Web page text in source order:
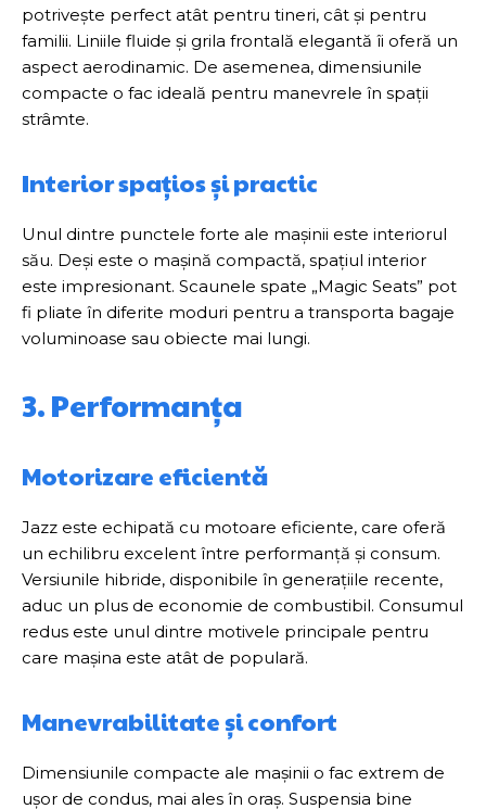
potrivește perfect atât pentru tineri, cât și pentru
familii. Liniile fluide și grila frontală elegantă îi oferă un
aspect aerodinamic. De asemenea, dimensiunile
compacte o fac ideală pentru manevrele în spații
strâmte.
Interior spațios și practic
Unul dintre punctele forte ale mașinii este interiorul
său. Deși este o mașină compactă, spațiul interior
este impresionant. Scaunele spate „Magic Seats” pot
fi pliate în diferite moduri pentru a transporta bagaje
voluminoase sau obiecte mai lungi.
3. Performanța
Motorizare eficientă
Jazz este echipată cu motoare eficiente, care oferă
un echilibru excelent între performanță și consum.
Versiunile hibride, disponibile în generațiile recente,
aduc un plus de economie de combustibil. Consumul
redus este unul dintre motivele principale pentru
care mașina este atât de populară.
Manevrabilitate și confort
Dimensiunile compacte ale mașinii o fac extrem de
ușor de condus, mai ales în oraș. Suspensia bine